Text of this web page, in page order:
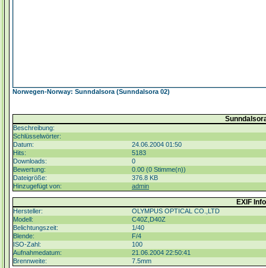
Norwegen-Norway: Sunndalsora (Sunndalsora 02)
Beschreibung:
Schlüsselwörter:
Datum:
24.06.2004 01:50
Hits:
5183
Downloads:
0
Bewertung:
0.00 (0 Stimme(n))
Dateigröße:
376.8 KB
Hinzugefügt von:
admin
EXIF Info
Hersteller:
OLYMPUS OPTICAL CO.,LTD
Modell:
C40Z,D40Z
Belichtungszeit:
1/40
Blende:
F/4
ISO-Zahl:
100
Aufnahmedatum:
21.06.2004 22:50:41
Brennweite:
7.5mm